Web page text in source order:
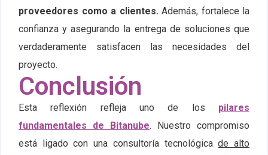
proveedores como a clientes. Además, fortalece la
confianza y asegurando la entrega de soluciones que
verdaderamente satisfacen las necesidades del
proyecto.
Conclusión
Esta reflexión refleja uno de los pilares
fundamentales de Bitanube. Nuestro compromiso
está ligado con una consultoría tecnológicade alto